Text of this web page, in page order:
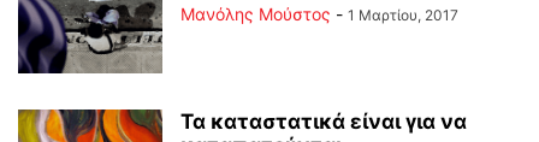
Μανόλης Μούστος - 1 Μαρτίου, 2017
Τα καταστατικά είναι για να